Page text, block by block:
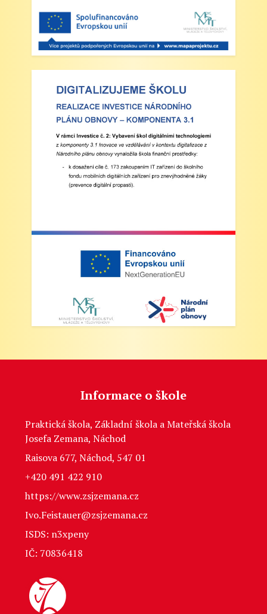
Informace o škole
Praktická škola, Základní škola a Mateřská škola
Josefa Zemana, Náchod
Raisova 677, Náchod, 547 01
+420 491 422 910
https://www.zsjzemana.cz
Ivo.Feistauer@zsjzemana.cz
ISDS: n3xpeny
IČ: 70836418